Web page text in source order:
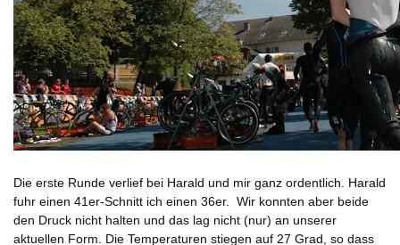
Die erste Runde verlief bei Harald und mir ganz ordentlich. Harald
fuhr einen 41er-Schnitt ich einen 36er. Wir konnten aber beide
den Druck nicht halten und das lag nicht (nur) an unserer
aktuellen Form. Die Temperaturen stiegen auf 27 Grad, so dass